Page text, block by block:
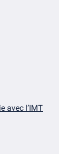
avec l’IMT